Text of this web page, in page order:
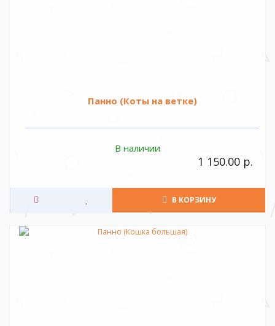
Панно (Коты на ветке)
В наличии
1 150.00 р.
В КОРЗИНУ